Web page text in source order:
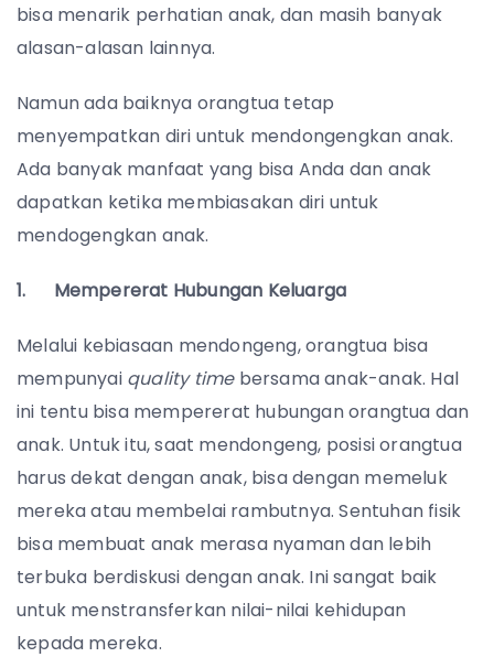
bisa menarik perhatian anak, dan masih banyak
alasan-alasan lainnya.
Namun ada baiknya orangtua tetap
menyempatkan diri untuk mendongengkan anak.
Ada banyak manfaat yang bisa Anda dan anak
dapatkan ketika membiasakan diri untuk
mendogengkan anak.
1. Mempererat Hubungan Keluarga
Melalui kebiasaan mendongeng, orangtua bisa
mempunyai quality time bersama anak-anak. Hal
ini tentu bisa mempererat hubungan orangtua dan
anak. Untuk itu, saat mendongeng, posisi orangtua
harus dekat dengan anak, bisa dengan memeluk
mereka atau membelai rambutnya. Sentuhan fisik
bisa membuat anak merasa nyaman dan lebih
terbuka berdiskusi dengan anak. Ini sangat baik
untuk menstransferkan nilai-nilai kehidupan
kepada mereka.